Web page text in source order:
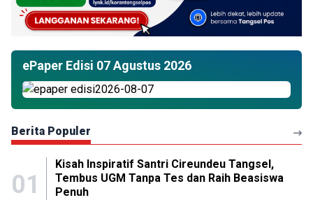
ePaper Edisi 07 Agustus 2026
Berita Populer
01
Kisah Inspiratif Santri Cireundeu Tangsel,
Tembus UGM Tanpa Tes dan Raih Beasiswa
Penuh